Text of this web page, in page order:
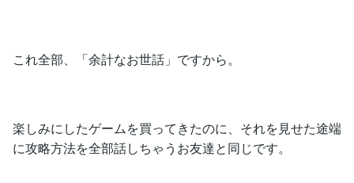
これ全部、「余計なお世話」ですから。
楽しみにしたゲームを買ってきたのに、それを見せた途端
に攻略方法を全部話しちゃうお友達と同じです。